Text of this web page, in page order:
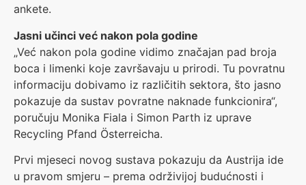
ankete.
Jasni učinci već nakon pola godine
„Već nakon pola godine vidimo značajan pad broja
boca i limenki koje završavaju u prirodi. Tu povratnu
informaciju dobivamo iz različitih sektora, što jasno
pokazuje da sustav povratne naknade funkcionira“,
poručuju Monika Fiala i Simon Parth iz uprave
Recycling Pfand Österreicha.
Prvi mjeseci novog sustava pokazuju da Austrija ide
u pravom smjeru – prema održivijoj budućnosti i